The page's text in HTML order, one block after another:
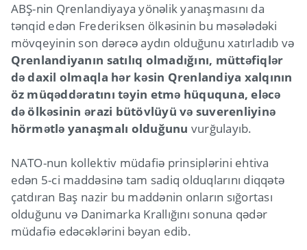
ABŞ-nin Qrenlandiyaya yönəlik yanaşmasını da
tənqid edən Frederiksen ölkəsinin bu məsələdəki
mövqeyinin son dərəcə aydın olduğunu xatırladıb və
Qrenlandiyanın satılıq olmadığını, müttəfiqlər
də daxil olmaqla hər kəsin Qrenlandiya xalqının
öz müqəddəratını təyin etmə hüququna, eləcə
də ölkəsinin ərazi bütövlüyü və suverenliyinə
hörmətlə yanaşmalı olduğunu vurğulayıb.
NATO-nun kollektiv müdafiə prinsiplərini ehtiva
edən 5-ci maddəsinə tam sadiq olduqlarını diqqətə
çatdıran Baş nazir bu maddənin onların sığortası
olduğunu və Danimarka Krallığını sonuna qədər
müdafiə edəcəklərini bəyan edib.